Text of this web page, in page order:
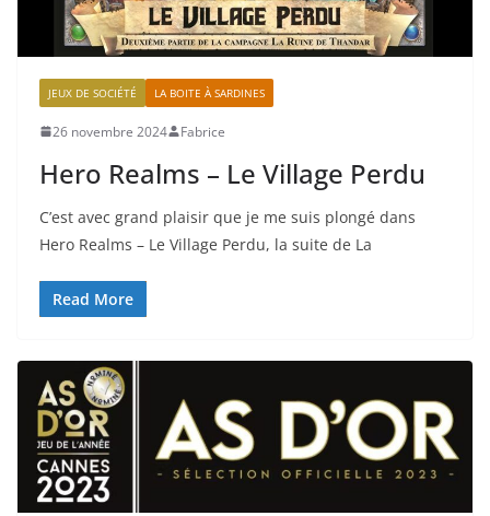
JEUX DE SOCIÉTÉ LA BOITE À SARDINES
26 novembre 2024 Fabrice
Hero Realms – Le Village Perdu
C’est avec grand plaisir que je me suis plongé dans
Hero Realms – Le Village Perdu, la suite de La
Read More